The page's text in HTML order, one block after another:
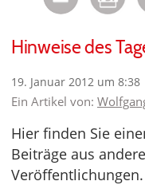
Hinweise des
19. Januar 2012 um 8:38
Ein Artikel von:
Hier finden Sie
Beiträge aus
Veröffentlichungen.